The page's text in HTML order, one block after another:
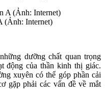
(Ảnh: Internet)
dưỡng chất quan trọng
động của thần kinh thị giác.
xuyên có thể góp phần cải
gặp phải các vấn đề về mắt